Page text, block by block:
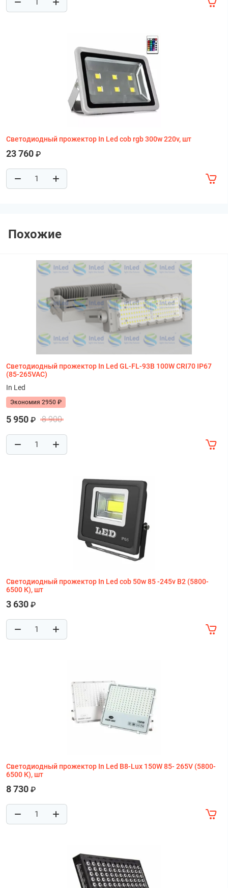
Светодиодный прожектор In Led cob rgb 300w 220v, шт
23 760 ₽
Похожие
Светодиодный прожектор In Led GL-FL-93B 100W CRI70 IP67
(85-265VAC)
In Led
Экономия 2950 ₽
5 950 ₽ 8 900
Светодиодный прожектор In Led cob 50w 85 -245v В2 (5800-
6500 К), шт
3 630 ₽
Светодиодный прожектор In Led B8-Lux 150W 85- 265V (5800-
6500 К), шт
8 730 ₽